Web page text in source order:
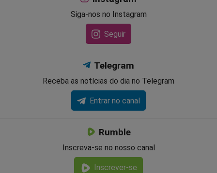
Siga-nos no Instagram
Seguir
Telegram
Receba as notícias do dia no Telegram
Entrar no canal
Rumble
Inscreva-se no nosso canal
Inscrever-se